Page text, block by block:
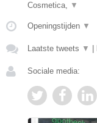
Cosmetica, ▼
Openingstijden ▼
Laatste tweets ▼
Sociale media: